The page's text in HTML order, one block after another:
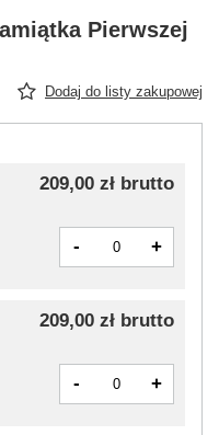
Pierwszej
Dodaj do listy zakupowej
209,00 zł brutto
- +
209,00 zł brutto
- +